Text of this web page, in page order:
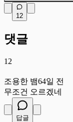
12
댓글
12
조용한 뱀64일 전
무조건 오르겠네
답글